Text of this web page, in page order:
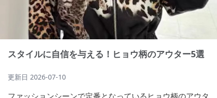
スタイルに自信を与える！ヒョウ柄のアウター5選
更新日 2026-07-10